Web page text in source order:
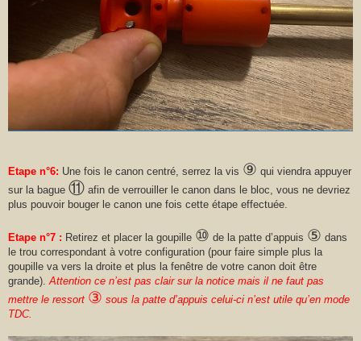
Etape n°6: Une fois le canon centré, serrez la vis ⑨ qui viendra appuyer
sur la bague ⑪ afin de verrouiller le canon dans le bloc, vous ne devriez
plus pouvoir bouger le canon une fois cette étape effectuée.
Etape n°7 : Retirez et placer la goupille ⑩ de la patte d’appuis ⑤ dans
le trou correspondant à votre configuration (pour faire simple plus la
goupille va vers la droite et plus la fenêtre de votre canon doit être
grande). Attention ce n’est pas clair sur la notice mais il ne faut pas
mettre le ressort ③ sous la patte d’appuis celui-ci n’est utile qu’en mode
TDC.